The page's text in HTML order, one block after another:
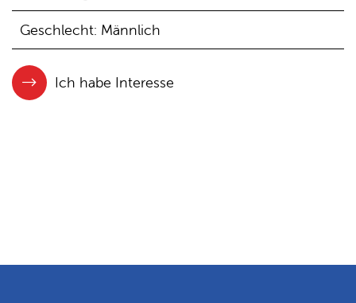
Geschlecht: Männlich
Ich habe Interesse